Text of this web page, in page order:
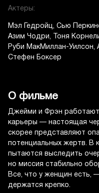
Актеры:
Мэл Гедройц Сью
Азим Чодри
Тоня
Руби МакМиллан-Уилсон
Стефен Боксер
О фильме
Джейми и Фрэн
карьеры — настоящая
скорее представляют
потенциальных жертв. В
пытаются выследить
но миссия стабильно
Все, что у женщин есть,
держатся крепко.